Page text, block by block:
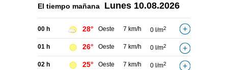
El tiempo mañana Lunes 10.08.2026
00 h 28° Oeste 7 km/h 0 l/m2
01 h 26° Oeste 7 km/h 0 l/m2
02 h 25° Oeste 7 km/h 0 l/m2